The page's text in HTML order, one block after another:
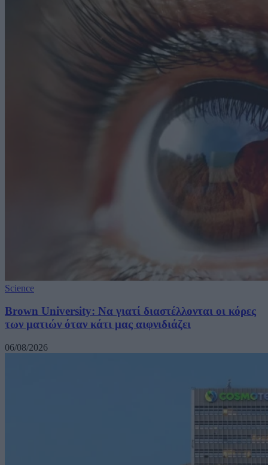
Science
Brown University: Να γιατί διαστέλλονται οι κόρες
των ματιών όταν κάτι μας αιφνιδιάζει
06/08/2026